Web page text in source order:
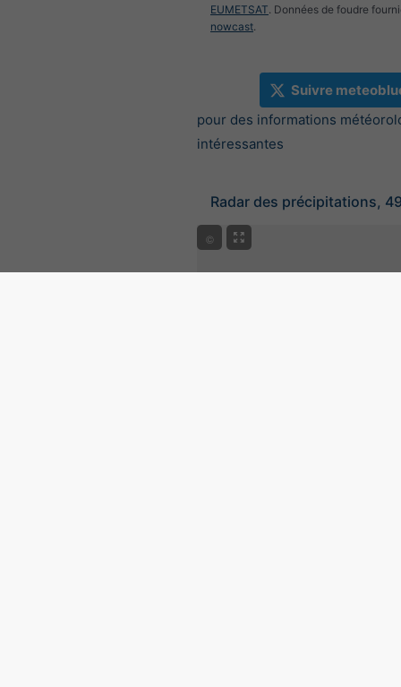
EUMETSAT. Données de foudre
nowcast.
Suivre
pour des informations
intéressantes
Radar des précipitations,